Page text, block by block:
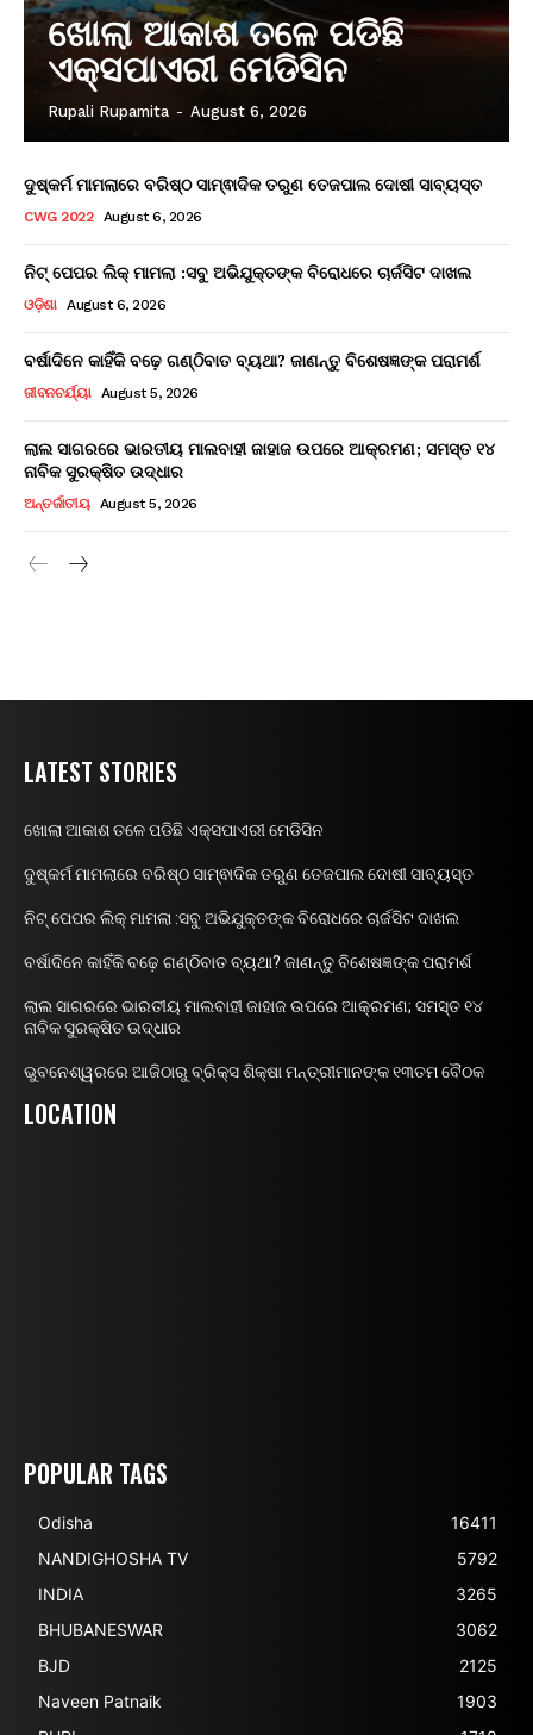
ଖୋଲା ଆକାଶ ତଳେ ପଡିଛି
ଏକ୍ସପାଏରୀ ମେଡିସିନ
Rupali Rupamita - August 6, 2026
ଦୁଷ୍କର୍ମ ମାମଲାରେ ବରିଷ୍ଠ ସାମ୍ଵାଦିକ ତରୁଣ ତେଜପାଲ ଦୋଷୀ ସାବ୍ୟସ୍ତ
CWG 2022 August 6, 2026
ନିଟ୍ ପେପର ଲିକ୍ ମାମଲା :ସବୁ ଅଭିଯୁକ୍ତଙ୍କ ବିରୋଧରେ ଚାର୍ଜସିଟ ଦାଖଲ
ଓଡ଼ିଶା August 6, 2026
ବର୍ଷାଦିନେ କାହିଁକି ବଢ଼େ ଗଣ୍ଠିବାତ ବ୍ୟଥା? ଜାଣନ୍ତୁ ବିଶେଷଜ୍ଞଙ୍କ ପରାମର୍ଶ
ଜୀବନଚର୍ଯ୍ୟା August 5, 2026
ଲାଲ ସାଗରରେ ଭାରତୀୟ ମାଲବାହୀ ଜାହାଜ ଉପରେ ଆକ୍ରମଣ; ସମସ୍ତ ୧୪
ନାବିକ ସୁରକ୍ଷିତ ଉଦ୍ଧାର
ଅନ୍ତର୍ଜାତୀୟ August 5, 2026
LATEST STORIES
ଖୋଲା ଆକାଶ ତଳେ ପଡିଛି ଏକ୍ସପାଏରୀ ମେଡିସିନ
ଦୁଷ୍କର୍ମ ମାମଲାରେ ବରିଷ୍ଠ ସାମ୍ଵାଦିକ ତରୁଣ ତେଜପାଲ ଦୋଷୀ ସାବ୍ୟସ୍ତ
ନିଟ୍ ପେପର ଲିକ୍ ମାମଲା :ସବୁ ଅଭିଯୁକ୍ତଙ୍କ ବିରୋଧରେ ଚାର୍ଜସିଟ ଦାଖଲ
ବର୍ଷାଦିନେ କାହିଁକି ବଢ଼େ ଗଣ୍ଠିବାତ ବ୍ୟଥା? ଜାଣନ୍ତୁ ବିଶେଷଜ୍ଞଙ୍କ ପରାମର୍ଶ
ଲାଲ ସାଗରରେ ଭାରତୀୟ ମାଲବାହୀ ଜାହାଜ ଉପରେ ଆକ୍ରମଣ; ସମସ୍ତ ୧୪
ନାବିକ ସୁରକ୍ଷିତ ଉଦ୍ଧାର
ଭୁବନେଶ୍ୱରରେ ଆଜିଠାରୁ ବ୍ରିକ୍ସ ଶିକ୍ଷା ମନ୍ତ୍ରୀମାନଙ୍କ ୧୩ତମ ବୈଠକ
LOCATION
POPULAR TAGS
Odisha
16411
NANDIGHOSHA TV
5792
INDIA
3265
BHUBANESWAR
3062
BJD
2125
Naveen Patnaik
1903